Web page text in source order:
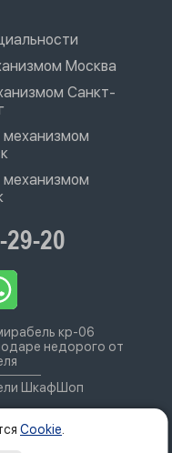
Москва
Санкт-
29-20
кр-06
недорого от
ШкафШоп
Cookie